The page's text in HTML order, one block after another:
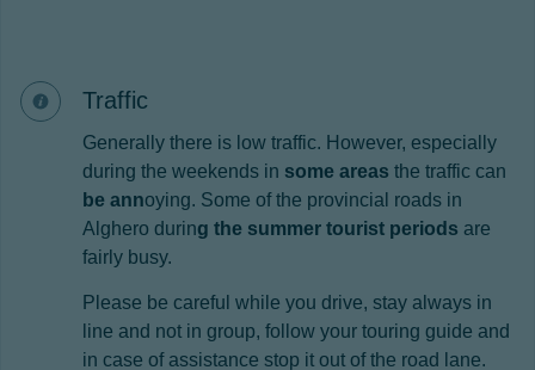
Traffic
Generally there is low traffic. However, especially
during the weekends in some areas the traffic can
be annoying. Some of the provincial roads in
Alghero during the summer tourist periods are
fairly busy.
Please be careful while you drive, stay always in
line and not in group, follow your touring guide and
in case of assistance stop it out of the road lane.